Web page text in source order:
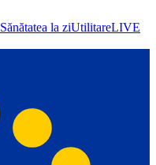
Sănătatea la ziUtilitareLIVE